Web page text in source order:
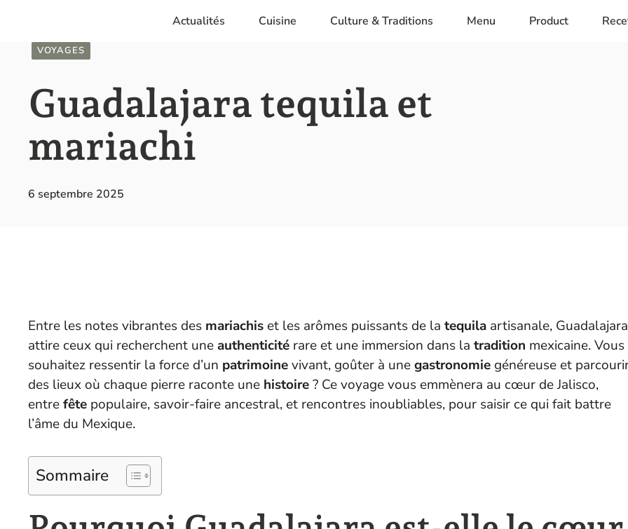
contenu
Actualités Cuisine Culture & Traditions Menu Product
VOYAGES
Guadalajara tequila et
mariachi
6 septembre 2025
Entre les notes vibrantes des mariachis et les arômes puissants de la tequila artisanale, Guadalajara
attire ceux qui recherchent uneauthenticité rare et une immersion dans la tradition mexicaine. Vous
souhaitez ressentir la force d’un patrimoinevivant, goûter à unegastronomie généreuse et
des lieux où chaque pierre raconte une histoire? Ce voyage vous emmènera au cœur de Jalisco,
entrefête populaire, savoir-faire ancestral, et rencontres inoubliables, pour saisir ce qui fait battre
l’âme du Mexique.
Sommaire